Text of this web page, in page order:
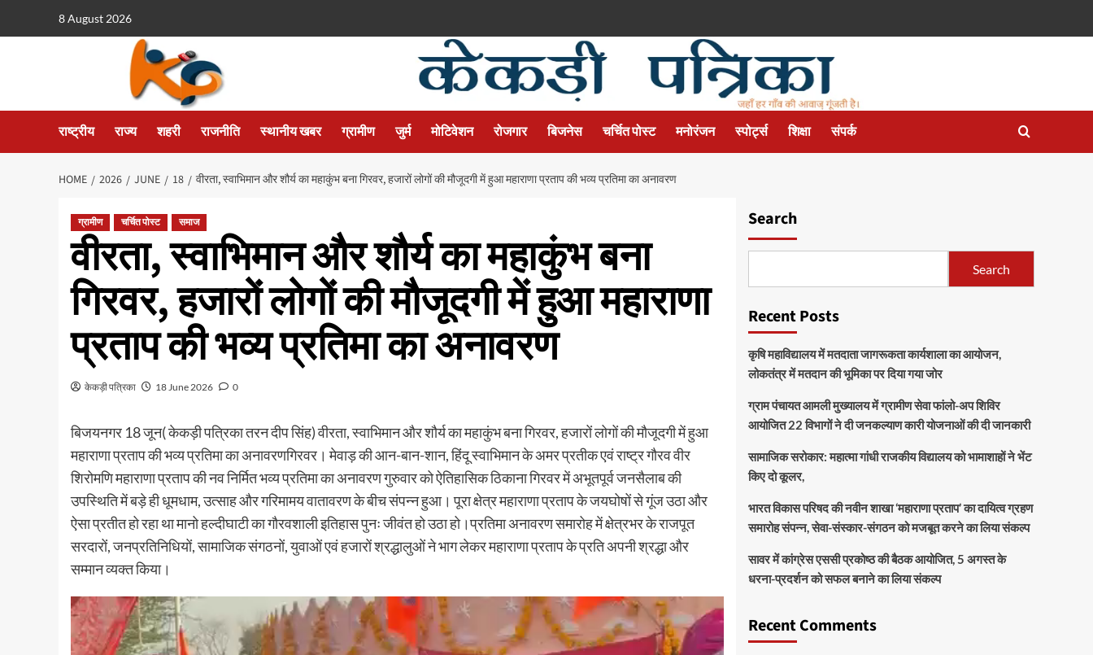
8 August 2026
राष्ट्रीय राज्य शहरी राजनीति स्थानीय खबर ग्रामीण जुर्म मोटिवेशन रोजगार बिजनेस चर्चित पोस्ट मनोरंजन स्पोर्ट्स शिक्षा संपर्क
HOME 2026 JUNE 18 वीरता, स्वाभिमान और शौर्य का महाकुंभ बना गिरवर, हजारों लोगों की मौजूदगी में हुआ महाराणा प्रताप की भव्य प्रतिमा का अनावरण
ग्रामीण चर्चित पोस्ट समाज
वीरता, स्वाभिमान और शौर्य का महाकुंभ बना
गिरवर, हजारों लोगों की मौजूदगी में हुआ महाराणा
प्रताप की भव्य प्रतिमा का अनावरण
केकड़ी पत्रिका 18 June 2026 0
बिजयनगर 18 जून( केकड़ी पत्रिका तरन दीप सिंह) वीरता, स्वाभिमान और शौर्य का महाकुंभ बना गिरवर, हजारों लोगों की मौजूदगी में हुआ
महाराणा प्रताप की भव्य प्रतिमा का अनावरणगिरवर। मेवाड़ की आन-बान-शान, हिंदू स्वाभिमान के अमर प्रतीक एवं राष्ट्र गौरव वीर
शिरोमणि महाराणा प्रताप की नव निर्मित भव्य प्रतिमा का अनावरण गुरुवार को ऐतिहासिक ठिकाना गिरवर में अभूतपूर्व जनसैलाब की
उपस्थिति में बड़े ही धूमधाम, उत्साह और गरिमामय वातावरण के बीच संपन्न हुआ। पूरा क्षेत्र महाराणा प्रताप के जयघोषों से गूंज उठा और
ऐसा प्रतीत हो रहा था मानो हल्दीघाटी का गौरवशाली इतिहास पुनः जीवंत हो उठा हो।प्रतिमा अनावरण समारोह में क्षेत्रभर के राजपूत
सरदारों, जनप्रतिनिधियों, सामाजिक संगठनों, युवाओं एवं हजारों श्रद्धालुओं ने भाग लेकर महाराणा प्रताप के प्रति अपनी श्रद्धा और
सम्मान व्यक्त किया।
Search
Search
Recent Posts
कृषि महाविद्यालय में मतदाता जागरूकता कार्यशाला का आयोजन,
लोकतंत्र में मतदान की भूमिका पर दिया गया जोर
ग्राम पंचायत आमली मुख्यालय में ग्रामीण सेवा फांलो-अप शिविर
आयोजित 22 विभागों ने दी जनकल्याण कारी योजनाओं की दी जानकारी
सामाजिक सरोकार: महात्मा गांधी राजकीय विद्यालय को भामाशाहों ने भेंट
किए दो कूलर,
भारत विकास परिषद की नवीन शाखा ‘महाराणा प्रताप’ का दायित्व ग्रहण
समारोह संपन्न, सेवा-संस्कार-संगठन को मजबूत करने का लिया संकल्प
सावर में कांग्रेस एससी प्रकोष्ठ की बैठक आयोजित, 5 अगस्त के
धरना-प्रदर्शन को सफल बनाने का लिया संकल्प
Recent Comments